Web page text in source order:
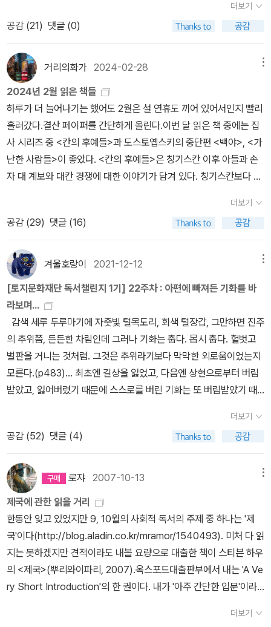
리자 일반인들은 빈민화되었다. 몽골의 방목지까지 감소하면서 먹고
살 길은 더 어려워졌고 이에 도시 지역으로 나아가는 사람이 많아지
게 되었다. 청 조정도 처음에는 한족이 이 땅에 이주하는 것을 경계하
였으나 관리를 파견하고 조세 수입을 거두어들이는 것을 통해 우호적
인 입장으로 변화하였다.몽골 지역에서 청조의 목적은 중국인들의 오
랜 목표, 즉 유목민들을 변화시켜 중국을 위협하지 못하도록 하는 데
있었다. 이 점에서 만주족은 성공했다. 그러나 이 때문에 몽골인들은
큰 대가를 치러야 했으니, 만주 지역에서 준가르 지역에 이르기까지
인구가 감소했고 가축과 영토 또한 크게 감소했다.신장에서 만주인들
이 원한 것은 평화와 공식적으로 청조 황제에게 복종하는 것뿐이었
다. 그러나 그러한 목적을 달성하는 것은 불가능했다. 왜냐하면 동투
모든 권위의 정점에는 황제가 있다는 말로 요약될 수 있는 제국 질서
합법적인 후견인으로 지배할 수 있었다. 그러나 그는 무슬림이 되지
않고서는 무슬림 세계에서 그렇게 할 수 없었다. - P701몽골이나 신
장과 달리 티베트는 자기 고유의 토착적인 중앙 정부를 갖고 있었다.
티베트의 군사력은 중국에 위협이 되지 못했다. 그 결과 만주족은 이
종교 국가에 대한 달라이 라마의 권위를 약화시키기 위해 어떠한 행
동도 취하지 않았다.반대로 그들은 그의 권력을 강화시켜 주었다. 19
세기 내내 달라이 라마 정부의 권력은 증대되었고, 베이징은 외국의
영향력을 배척하고 티베트의 고립을 유지하려는 라싸의 노력을 지지
했다. - P702~7031830년대 신장의 역사는 놀라웠다. 그 지역을
꽉 잡고 있던 세력은 코칸드 정부로 청 조정은 1840년대 난징조약
등 외국 세력과 맺은 다양한 사항을 미리 이행하는 과정을 거쳤다. 치
약에서 볼 수 있는 비슷한 내용들이다. 티베트도 네팔과의 사이에서
코칸드 정부와 비슷한 협상을 거치며 1856년 조약을 맺었다. 청조는
태평천국운동 세력들을 물리치면서 쌓여 있는 문제들을 해결해나가
야 했다. 증국번은 양쯔강 이남 지역의 농촌에 토지세와 부가세를 줄
이면서 농민들이 일상에 복귀할 수 있도록 했고 조정 관료의 부패를
해결하기 위해 인재 선발을 지속적으로 시도하였다. 반면 화북 지방
에는 소금 밀매업자인 염군이 활동했는데 그들은 의적을 자처하며 핍
박 받는 백성을 구제하고자 일어났고 1868년 무렵이 되면 그들이 화
은 태평천국 이후에도 좀처럼 가라앉지 않는 세력이었을 것 같다.메
본도 나온 모양인데, 같은 출판사에서 본편 간행을 염두에 두고 일종
의 개요 성격으로 미리 내놓은 모양이다. 소와당은 예전에 <임원경제
지> 중복 출간을 둘러싼 잡음 때문에 별로 좋지 못한 인상을 받은 출
판사인데, 이후 역사 서적을 꾸준히 내놓는 것으로 보아 일회성으로
생겨난 곳은 아닌 듯하다.기억을 더듬어 보니 '케임브리지 세계사'라
는 이름의 시리즈는 이전에도 몇 가지가 나와 있었다. 예를 들어 케임
브리지 대학 출판부의 '약사'(A Concise History) 시리즈 중 독일,
이탈리아, 프랑스, 영국 편이 '케임브리지 세계사 강좌'(개마고원, 20
00-2002)라는 이름으로 나왔고, 최근에는 스페인 편이 <케임브리
지 스페인사>(글항아리, 2024)로 나왔다.이름 그대로 도판을 곁들
인 '케임브리지 도판 역사'(The Cambridge Illustrated History)
시리즈 중에서는 프랑스, 중국, 독일, 이슬람 편이 '사진과 그림으로
보는 케임브리지 각국사'(시공사, 2001)라는 시리즈명으로 나왔다.
론의 역사>(음악세계, 2022)라는 것이 간행되기도 했다.단권사나
축약본이 아닌 케임브리지 통사로는 '케임브리지 중국사'(전15권)의
번역본인 '캠브리지 중국사'(새물결, 2007)가 우선 10권과 11권을 4
책으로 간행하며 시작되었으나, 이후 20년이 다 되어 가는 지금까지
도 추가 간행 소식이 없는 것으로 보아 결국 중도작파한 듯 보인다. 물
론 책값을 터무니없이 높게 붙이는 출판사이니 완간되어도 문제겠지
만.케임브리지의 이름을 내건 교양서 시리즈도 그동안 꾸준히 나왔
다. '입문'(Introduction) 시리즈인 <케임브리지 중국철학 입문>(유
유, 2018)과 <케임브리지 카프카 입문>(그린비, 2024), '개론'(Co
사, 2017)와 <도스토옙스키: 케임브리지 대학 추천 도서>(우물이있
는집, 2018)가 대표적이다.알라딘에서 '케임브리지'로 검색하다 보니
'케임브리지 7인'과 '케임브리지 5인'에 대한 책도 나오는데, 전자는 1
9세기 말에 중국 선교사로 투신한 그 학교 졸업생들을 가리키며, 후
자는 20세기 초에 소련 스파이로 활동한 (그리하여 훗날 <팅커, 테일
러, 솔저, 스파이>의 소재가 된) 그 학교 졸업생들을 가리킨다. 참으
로 다방면에서 활동한 동문들이다.때로는 '케임브리지'를 강조하려다
그만 삐끗한 경우도 있다. <케임브리지 중국경제사>(소와당, 2019)
는 비록 그 대학 출판부에서 나왔지만 원제는 '케임브리지' 없이 '중국
경제사'뿐이다. 저자도 '캘리포니아 학파'를 대표하는 미국 학자라니,
출판사도 뒤늦게야 부적절하다 생각했는지 머지않아 <폰 글란의 중
더보기
공감 (21) 댓글 (0)
거리의화가2024-02-28
2024년 2월 읽은 책들
하루가 더 늘어나기는 했어도 2월은 설 연휴도 끼어 있어서인지 빨리
흘러갔다.결산 페이퍼를 간단하게 올린다.이번 달 읽은 책 중에는 집
사 시리즈 중 <칸의 후예들>과 도스토옙스키의 중단편 <백야>, <가
난한 사람들>이 좋았다. <칸의 후예들>은 칭기스칸 이후 아들과 손
자 대 계보와 대칸 경쟁에 대한 이야기가 담겨 있다. 칭기스칸보다 후
수가 있었다. <백야>와 <가난한 사람들>은 같은 사람이 쓴 것이 맞
나 싶을 정도로 다른 느낌이었다. 도스토옙스키는 특히 인물에 대한
묘사가 뛰어나다는 생각을 했다. 게다가 자칫 무거울 수도 있는 이야
기를 풍자와 해학으로 그려내는 것이 놀라웠다. 앞으로도 남은 전집
을 읽어보려고 한다. 3월 읽을 예정인 책들은 다음과 같다. 내일부터
거의 4~5년 만에 해외로 여행을 떠난다. 이번 여행은 정말 준비를 거
의 하지 않았다. 장소 몇 개만 적어둔 상태인데 너무 준비 없이 가나
싶지만 구글맵이 되는 곳이니 걱정할 필요는 없을 것 같다. 옆사람 컨
디션 봐 가면서 놀멍 쉬멍하고 오려고 한다.
더보기
공감 (29) 댓글 (16)
겨울호랑이 2021-12-12
[토지문화재단 독서챌린지 1기] 22주차 : 아편에 빠져든 기화를 바
라보며...
감색 세루 두루마기에 자줏빛 털목도리, 회색 털장갑, 그만하면 진주
의 추위쯤, 든든한 차림인데 그러나 기화는 춥다. 몹시 춥다. 헐벗고
벌판을 거니는 것처럼. 그것은 추위라기보다 막막한 외로움이었는지
모른다.(p483)... 최초엔 길상을 잃었고, 다음엔 상현으로부터 버림
받았고, 잃어버렸기 때문에 스스로를 버린 기화는 또 버림받았기 때
에 대한 인식을 망각한 것이다. 도망은 상실과 망각에서 오는 일종의
충격일까. _ 박경리, <토지 11> , p484/670 토지 독서 챌린지 22주
차. 이번 주로서 3부 3권도 마무리되어간다. 그 사이 최참판댁 갈등의
시발점이라 할 김 환(구천)도, 용이네 집에 풍파를 일으키던 임이네도
떠나가면서 이제는 서희를 비롯한 2세대가 집 안의 어른이 되었음을
실감하게 된다. 이들1세대의 퇴장 외에 작품 속에 묘사되는 시대상속
에서 급격한 변화를 체감한다. 동학 농민 혁명의 여파가 채 가시기 전
이었던 작품 초반부와 <토지> 중반부에 묘사되는 1920년대는 분명
차이가 있다. 이런 변화는 작품 속에 묘사되는 기화(봉선)의 모습에서
도 잘 드러난다. 사실, 기화의 진정한 변화는 사실 옷차림에 있는 것
이 아니다. 사랑을 이루지 못하고 자신과 희망을 잃어버리면서 결국
아편에까지 손을 대면서 기화는 걷잡을 수 없을만큼 무너져 내린다.
더보기
공감 (52) 댓글 (4)
로쟈 2007-10-13
제국에 관한 읽을 거리
한동안 잊고 있었지만 9, 10월의 사회적 독서의 주제 중 하나는 '제
국'이다(http://blog.aladin.co.kr/mramor/1540493). 미처 다 읽
지는 못하겠지만 견적이라도 내볼 요량으로 대출한 책이 스티븐 하우
의 <제국>(뿌리와이파리, 2007).옥스포드대출판부에서 내는 'A Ve
ry Short Introduction'의 한 권이다. 내가 '아주 간단한 입문'이라
말미에는 부록으로 '더 읽을 거리'가 제시돼 있는데 몇몇 권은 국내에
더보기